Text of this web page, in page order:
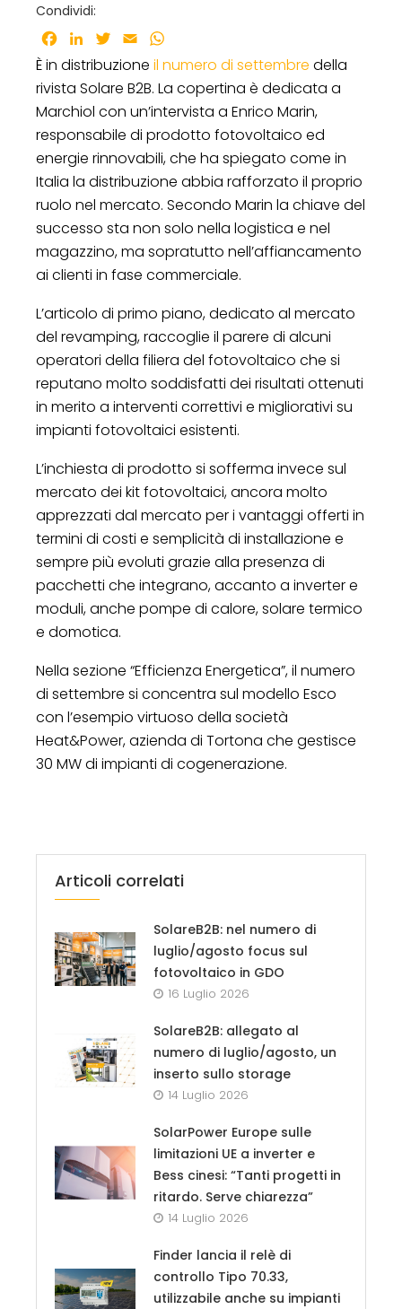
Condividi:
Facebook
LinkedInTwitter
Email
È in distribuzione il numero di settembre della
rivista Solare B2B. La copertina è dedicata a
Marchiol con un’intervista a Enrico Marin,
responsabile di prodotto fotovoltaico ed
energie rinnovabili, che ha spiegato come in
Italia la distribuzione abbia rafforzato il proprio
ruolo nel mercato. Secondo Marin la chiave del
successo sta non solo nella logistica e nel
magazzino, ma sopratutto nell’affiancamento
ai clienti in fase commerciale.
L’articolo di primo piano, dedicato al mercato
del revamping, raccoglie il parere di alcuni
operatori della filiera del fotovoltaico che si
reputano molto soddisfatti dei risultati ottenuti
in merito a interventi correttivi e migliorativi su
impianti fotovoltaici esistenti.
L’inchiesta di prodotto si sofferma invece sul
mercato dei kit fotovoltaici, ancora molto
apprezzati dal mercato per i vantaggi offerti in
termini di costi e semplicità di installazione e
sempre più evoluti grazie alla presenza di
pacchetti che integrano, accanto a inverter e
moduli, anche pompe di calore, solare termico
e domotica.
Nella sezione “Efficienza Energetica”, il numero
di settembre si concentra sul modello Esco
con l’esempio virtuoso della società
Heat&Power, azienda di Tortona che gestisce
30 MW di impianti di cogenerazione.
Articoli correlati
SolareB2B: nel numero di
luglio/agosto focus sul
fotovoltaico in GDO
16 Luglio 2026
SolareB2B: allegato al
numero di luglio/agosto, un
inserto sullo storage
14 Luglio 2026
SolarPower Europe sulle
limitazioni UE a inverter e
Bess cinesi: “Tanti progetti in
ritardo. Serve chiarezza”
14 Luglio 2026
Finder lancia il relè di
controllo Tipo 70.33,
utilizzabile anche su impianti